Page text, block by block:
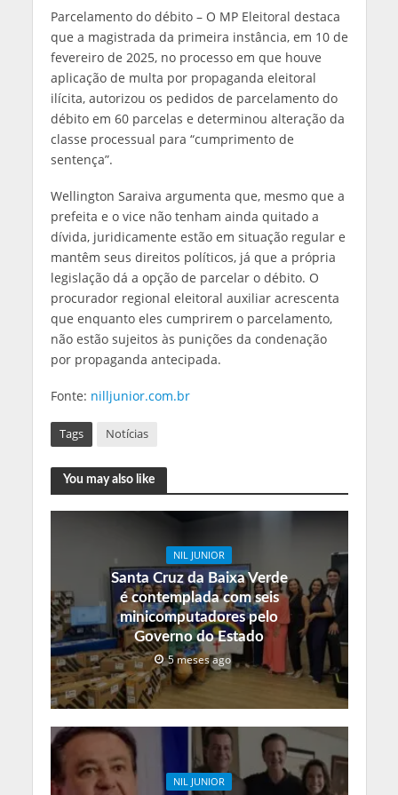
Parcelamento do débito – O MP Eleitoral destaca
que a magistrada da primeira instância, em 10 de
fevereiro de 2025, no processo em que houve
aplicação de multa por propaganda eleitoral
ilícita, autorizou os pedidos de parcelamento do
débito em 60 parcelas e determinou alteração da
classe processual para “cumprimento de
sentença”.
Wellington Saraiva argumenta que, mesmo que a
prefeita e o vice não tenham ainda quitado a
dívida, juridicamente estão em situação regular e
mantêm seus direitos políticos, já que a própria
legislação dá a opção de parcelar o débito. O
procurador regional eleitoral auxiliar acrescenta
que enquanto eles cumprirem o parcelamento,
não estão sujeitos às punições da condenação
por propaganda antecipada.
Fonte: nilljunior.com.br
Tags Notícias
You may also like
NIL JUNIOR
Santa Cruz da Baixa Verde
é contemplada com seis
minicomputadores pelo
Governo do Estado
5 meses ago
NIL JUNIOR